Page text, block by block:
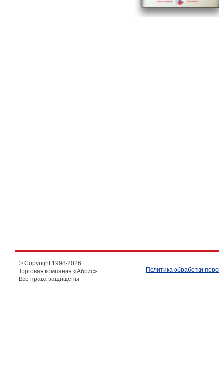
© Copyright 1998-2026
Торговая компания «Абрис»
Все права защищены
Политика обработки